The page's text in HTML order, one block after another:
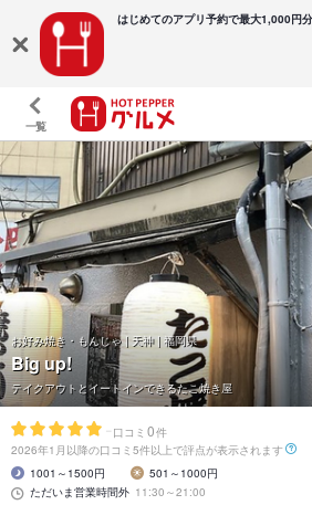
はじめてのアプリ予約で最大1,000円
一覧
お好み焼き・もんじゃ | 天神 | 福岡県
Big up!
テイクアウトとイートインできるたこ焼き屋
- 口コミ 0件
2026年1月以降の口コミ5件以上で評点が表示されます
1001～1500円
501～1000円
ただいま営業時間外 11:30～21:00